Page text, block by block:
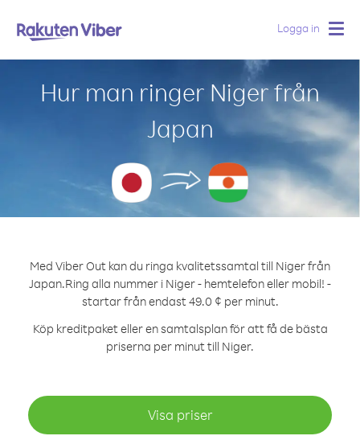
Logga in
Hur man ringer Niger från
Japan
Med Viber Out kan du ringa kvalitetssamtal till Niger från
Japan.Ring alla nummer i Niger - hemtelefon eller mobil! -
startar från endast 49.0 ¢ per minut.
Köp kreditpaket eller en samtalsplan för att få de bästa
priserna per minut till Niger.
Visa priser